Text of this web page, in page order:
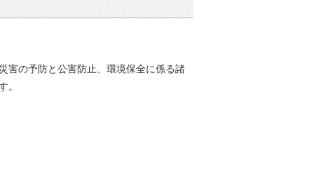
害の予防と公害防止、環境保全に係る諸
。